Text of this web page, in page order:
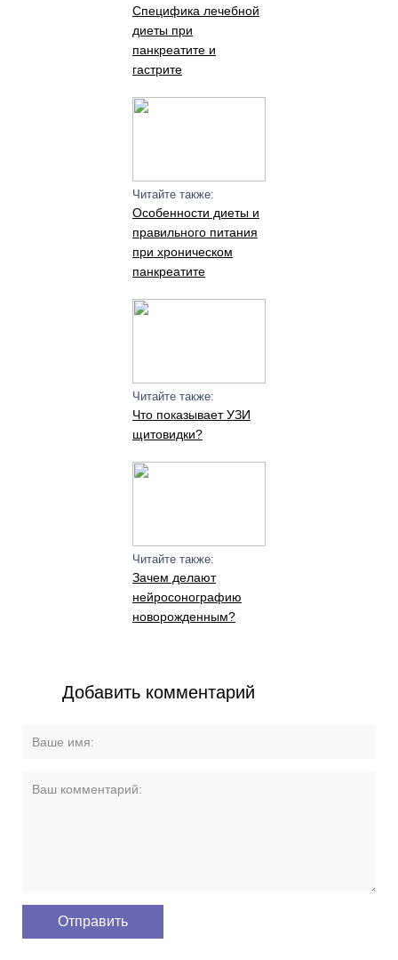
Специфика лечебной
диеты при
панкреатите и
гастрите
Читайте также:
Особенности диеты и
правильного питания
при хроническом
панкреатите
Читайте также:
Что показывает УЗИ
щитовидки?
Читайте также:
Зачем делают
нейросонографию
новорожденным?
Добавить комментарий